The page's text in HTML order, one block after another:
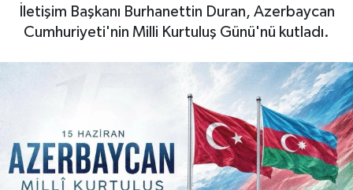
İletişim Başkanı Burhanettin Duran, Azerbaycan
Cumhuriyeti'nin Milli Kurtuluş Günü'nü kutladı.
Otovitrin
Gayrimenkul
Haber Arşivi